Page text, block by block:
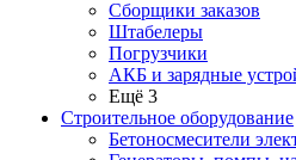
Сборщики заказов
Штабелеры
Погрузчики
АКБ и зарядные
Ещё 3
Строительное оборудование
Бетоносмесители